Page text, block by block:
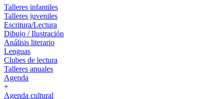
Talleres infantiles
Talleres juveniles
Escritura/Lectura
Dibujo / Ilustración
Análisis literario
Lenguas
Clubes de lectura
Talleres anuales
Agenda
+
Agenda cultural